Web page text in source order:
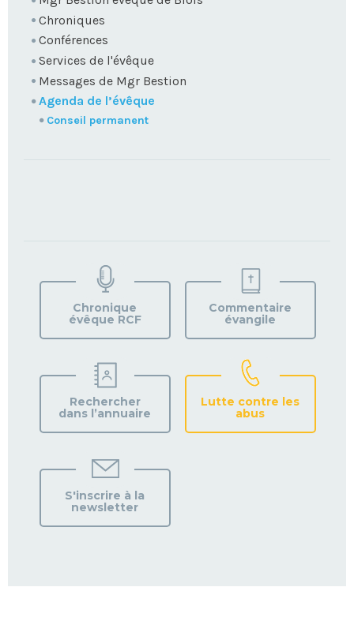
Chroniques
Conférences
Services de l'évêque
Messages de Mgr Bestion
Agenda de l’évêque
Conseil permanent
VOTRE
PAROISSE
Chronique
évêque RCF
Commentaire
évangile
Rechercher
dans l’annuaire
Lutte contre les
abus
S'inscrire à la
newsletter